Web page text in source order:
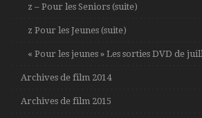
z – Pour les Seniors (suite)
z Pour les Jeunes (suite)
« Pour les jeunes » Les sorties DVD de
Archives de film 2014
Archives de film 2015